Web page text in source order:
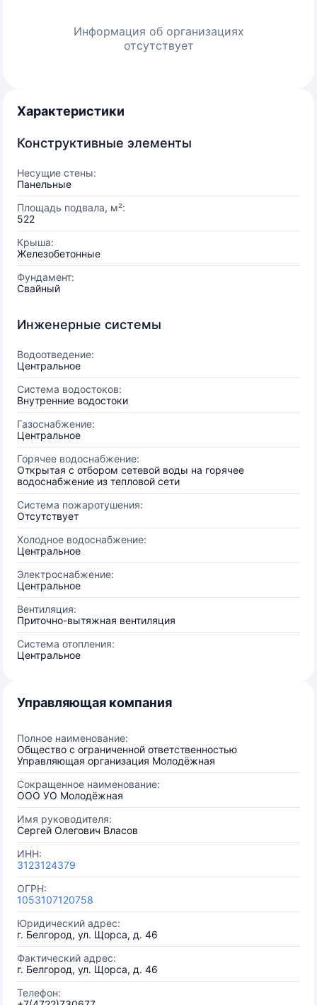
Информация об организациях
отсутствует
Характеристики
Конструктивные элементы
Несущие стены:
Панельные
Площадь подвала, м²:
522
Крыша:
Железобетонные
Фундамент:
Свайный
Инженерные системы
Водоотведение:
Центральное
Система водостоков:
Внутренние водостоки
Газоснабжение:
Центральное
Горячее водоснабжение:
Открытая с отбором сетевой воды на горячее
водоснабжение из тепловой сети
Система пожаротушения:
Отсутствует
Холодное водоснабжение:
Центральное
Электроснабжение:
Центральное
Вентиляция:
Приточно-вытяжная вентиляция
Система отопления:
Центральное
Управляющая компания
Полное наименование:
Общество с ограниченной ответственностью
Управляющая организация Молодёжная
Сокращенное наименование:
ООО УО Молодёжная
Имя руководителя:
Сергей Олегович Власов
ИНН:
3123124379
ОГРН:
1053107120758
Юридический адрес:
г. Белгород, ул. Щорса, д. 46
Фактический адрес:
г. Белгород, ул. Щорса, д. 46
Телефон: